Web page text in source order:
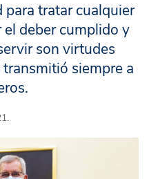
tratar cualquier
deber cumplido y
son virtudes
siempre a